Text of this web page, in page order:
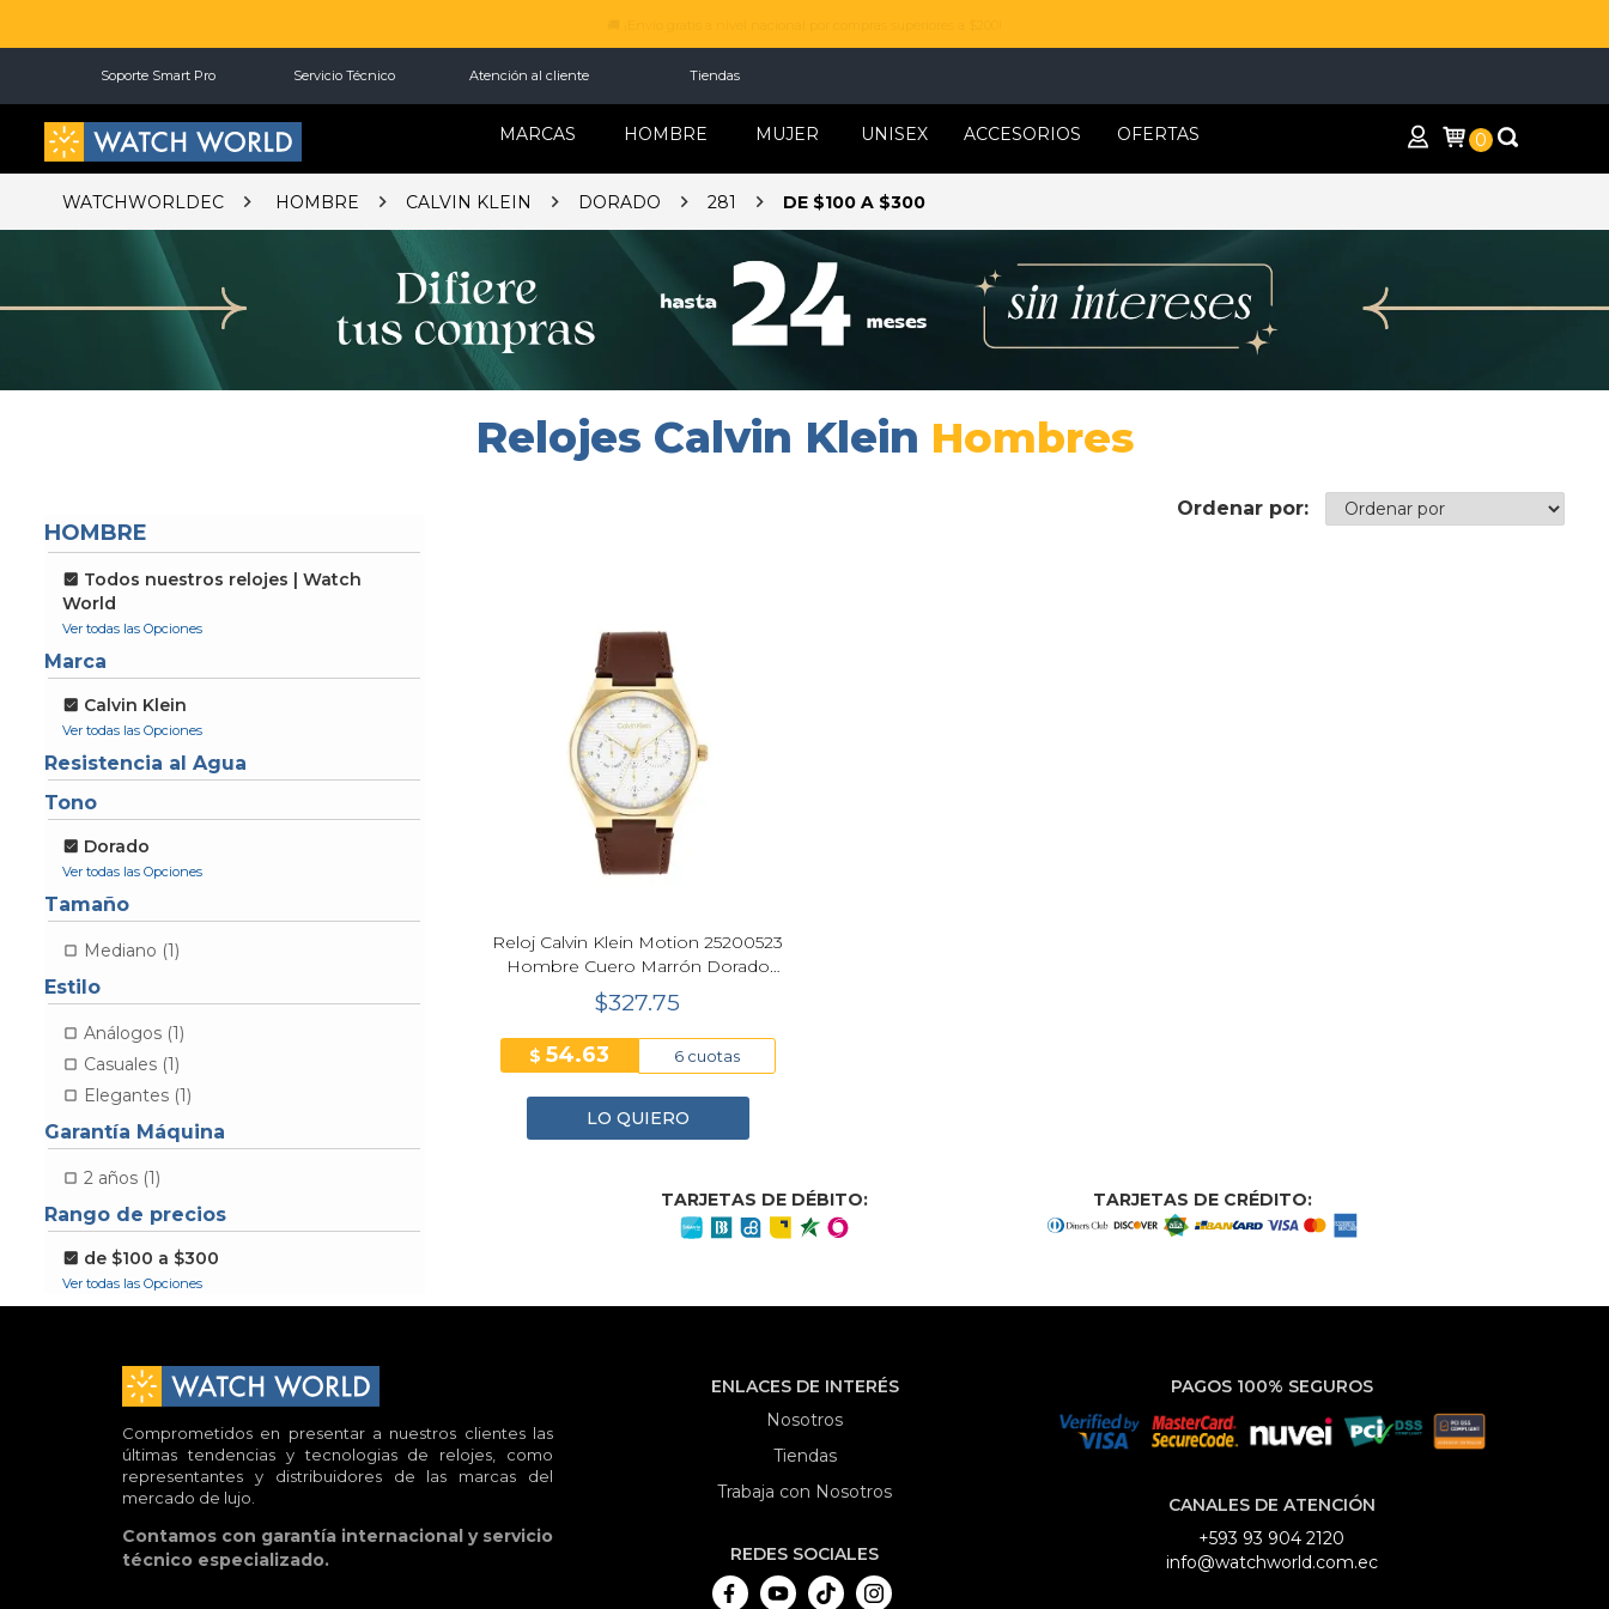
Soporte Smart Pro Servicio Técnico Atención al cliente Tiendas
MARCAS HOMBRE MUJER UNISEX ACCESORIOS OFERTAS 0
WATCHWORLDEC HOMBRE CALVIN KLEIN DORADO 281 DE $100 A $300
Relojes Calvin Klein Hombres
HOMBRE
Todos nuestros relojes | Watch
World
Marca
Calvin Klein
Resistencia al Agua
Tono
Dorado
Tamaño
Mediano (1)
Estilo
Análogos (1)
Casuales (1)
Elegantes (1)
Garantía Máquina
2 años (1)
Rango de precios
de $100 a $300
Ordenar por:
Reloj Calvin Klein Motion 25200523
Hombre Cuero Marrón Dorado
39mm Blanco
$327.75
$ 54.63 6 cuotas
LO QUIERO
TARJETAS DE DÉBITO: TARJETAS DE CRÉDITO:
Comprometidos en presentar a nuestros clientes las
últimas tendencias y tecnologias de relojes, como
representantes y distribuidores de las marcas del
mercado de lujo.
Contamos con garantía internacional y servicio
técnico especializado.
ENLACES DE INTERÉS
Nosotros
Tiendas
Trabaja con Nosotros
REDES SOCIALES
PAGOS 100% SEGUROS
CANALES DE ATENCIÓN
+593 93 904 2120
info@watchworld.com.ec